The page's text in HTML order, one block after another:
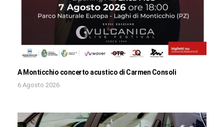
A Monticchio concerto acustico di Carmen Consoli
6 Agosto 2026